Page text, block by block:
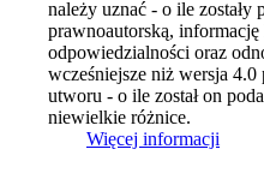
należy uznać - o ile zostały
prawnoautorską,
odpowiedzialności oraz
wcześniejsze niż wersja 4.0
utworu - o ile został on
niewielkie różnice.
Więcej informacji